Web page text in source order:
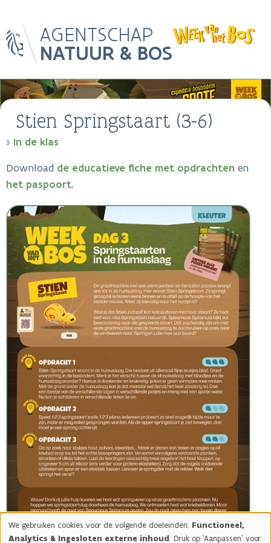
to
main
content
AGENTSCHAP
NATUUR & BOS
Main
Image
Stien Springstaart (3-6)
Breadcrumb
In de klas
Download de educatieve fiche met opdrachten en
het paspoort.
Image
Gebruik
We gebruiken cookies voor de volgende doeleinden: Functioneel,
Analytics & Ingesloten externe inhoud. Druk op 'Aanpassen' voor